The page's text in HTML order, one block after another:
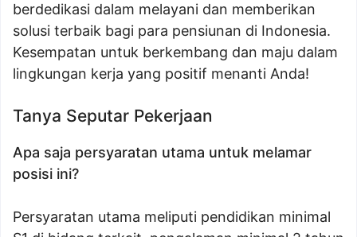
berdedikasi dalam melayani dan memberikan
solusi terbaik bagi para pensiunan di Indonesia.
Kesempatan untuk berkembang dan maju dalam
lingkungan kerja yang positif menanti Anda!
Tanya Seputar Pekerjaan
Apa saja persyaratan utama untuk melamar
posisi ini?
Persyaratan utama meliputi pendidikan minimal